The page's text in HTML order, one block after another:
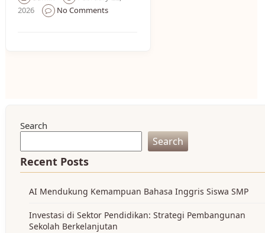
2026
No Comments
Search
Search
Recent Posts
AI Mendukung Kemampuan Bahasa Inggris Siswa SMP
Investasi di Sektor Pendidikan: Strategi Pembangunan
Sekolah Berkelanjutan